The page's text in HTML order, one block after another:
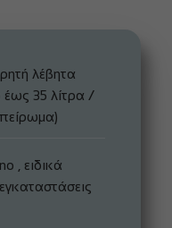
λέβητα
35 λίτρα /
, ειδικά